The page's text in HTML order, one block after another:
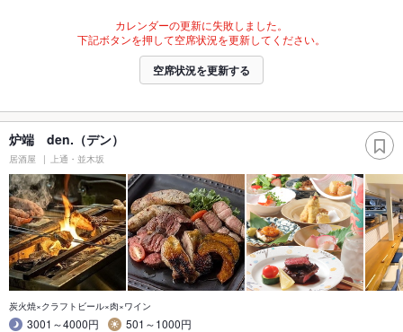
カレンダーの更新に失敗しました。
下記ボタンを押して空席状況を更新してください。
空席状況を更新する
炉端 den.（デン）
居酒屋 上通・並木坂
炭火焼×クラフトビール×肉×ワイン
3001～4000円
501～1000円